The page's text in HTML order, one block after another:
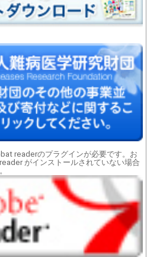
readerのプラグインが必要です。お
がインストールされていない場合